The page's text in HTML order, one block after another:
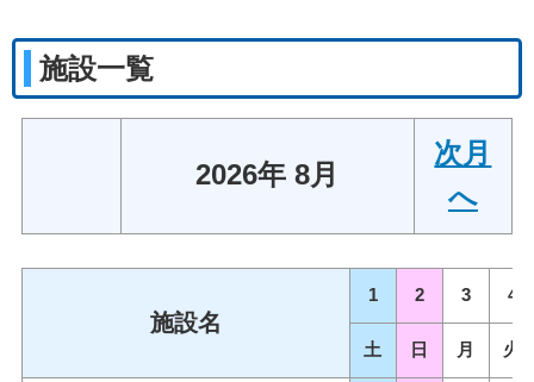
施設一覧
2026年 8月
次月
へ
施設名
1 2 3 4
土 日 月 火